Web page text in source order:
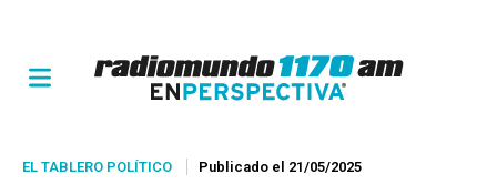
EL TABLERO POLÍTICO Publicado el 21/05/2025